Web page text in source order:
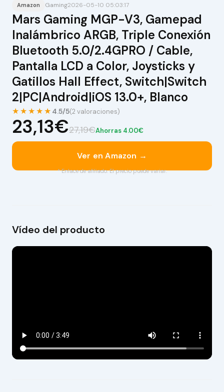
Amazon Gaming2026-05-10 05:03:17
Mars Gaming MGP-V3, Gamepad
Inalámbrico ARGB, Triple Conexión
Bluetooth 5.0/2.4GPRO / Cable,
Pantalla LCD a Color, Joysticks y
Gatillos Hall Effect, Switch|Switch
2|PC|Android|iOS 13.0+, Blanco
★★★★★ 4.5/5(2 valoraciones)
23,13€27,19€Ahorras 4.00€
Ver en Amazon →
* Enlace de afiliado. El precio puede variar.
Vídeo del producto